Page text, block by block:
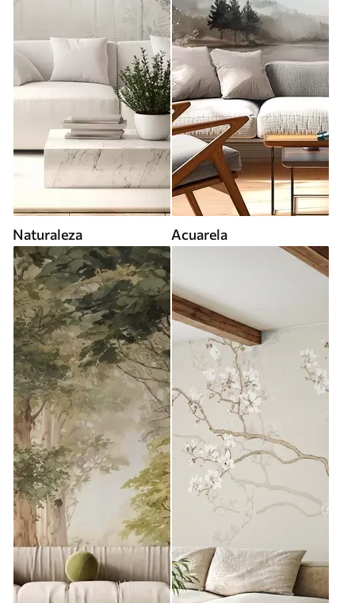
Naturaleza Acuarela